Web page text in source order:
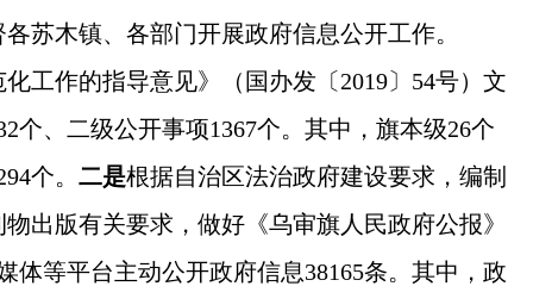
苏木镇、各部门开展政府信息公开工作。
工作的指导意见》（国办发〔2019〕 54号）文
个、二级公开事项1367个。其中，旗本级26个
个。 二是根据自治区法治政府建设要求，编制
出版有关要求，做好《乌审旗人民政府公报》
体等平台主动公开政府信息38165条。其中，政